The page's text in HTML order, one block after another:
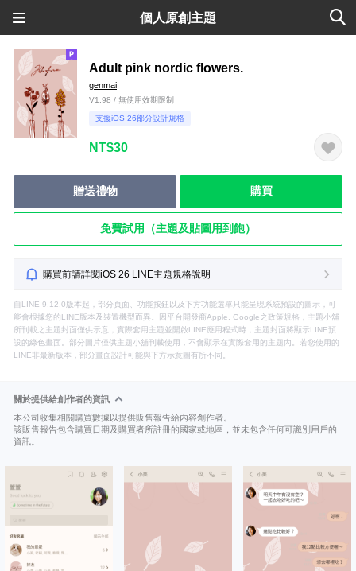
個人原創主題
Adult pink nordic flowers.
genmai
V1.98 / 無使用效期限制
支援iOS 26部分設計規格
NT$30
贈送禮物 購買
免費試用（主題及貼圖用到飽）
購買前請詳閱iOS 26 LINE主題規格說明
自LINE 9.12.0版本起，部分頁面、功能按鈕以及下方功能選單只能呈現系統預設的圖示，可
能會根據您的LINE版本及裝置機型而異。因平台開發商Apple, Google之政策規格，主題小舖
所刊載之主題封面僅供示意，實際套用主題並開啟LINE應用程式時，主題封面將顯示LINE預
設的綠色畫面。部分圖片僅供主題小舖刊載使用，不會顯示在實際套用的主題內。若您使用的
LINE非最新版本，部分畫面設計可能與下方示意圖有所不同。
關於提供給創作者的資訊
本公司收集相關購買數據以提供販售報告給內容創作者。
該販售報告包含購買日期及購買者所註冊的國家或地區，並未包含任何可識別用戶的
資訊。